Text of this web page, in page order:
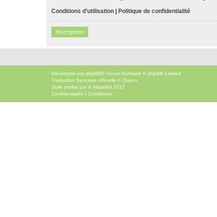
Conditions d’utilisation | Politique de confidentialité
Inscription
Développé par phpBB® Forum Software © phpBB Limited
Traduction française officielle ©Qiaeru
Style proflat par © Mazeltof 2017
Confidentialité | Conditions